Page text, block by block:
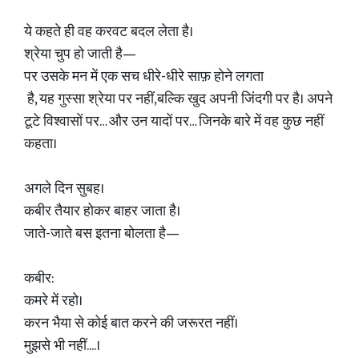
ये कहते ही वह करवट बदल लेता है।
श्रेया चुप हो जाती है—
पर उसके मन में एक सच धीरे-धीरे साफ़ होने लगता
है, यह गुस्सा श्रेया पर नहीं,बल्कि खुद अपनी जिंदगी पर है। अपने
टूटे विश्वासों पर… और उन यादों पर… जिनके बारे में वह कुछ नहीं
कहता।
अगले दिन सुबह।
कबीर तैयार होकर बाहर जाता है।
जाते-जाते बस इतना बोलता है—
कबीर:
कमरे में रहो।
करन भैया से कोई बात करने की जरूरत नहीं।
मुझसे भी नहीं....।